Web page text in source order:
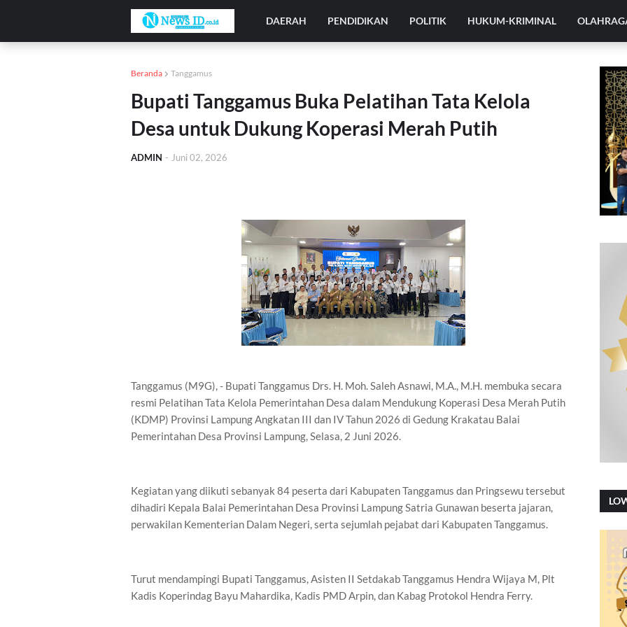
DAERAH PENDIDIKAN POLITIK HUKUM-KRIMINAL
Beranda Tanggamus
Bupati Tanggamus Buka Pelatihan Tata Kelola
Desa untuk Dukung Koperasi Merah Putih
ADMIN - Juni 02, 2026
Tanggamus (M9G), - Bupati Tanggamus Drs. H. Moh. Saleh Asnawi, M.A., M.H. membuka secara
resmi Pelatihan Tata Kelola Pemerintahan Desa dalam Mendukung Koperasi Desa Merah Putih
(KDMP) Provinsi Lampung Angkatan III dan IV Tahun 2026 di Gedung Krakatau Balai
Pemerintahan Desa Provinsi Lampung, Selasa, 2 Juni 2026.
Kegiatan yang diikuti sebanyak 84 peserta dari Kabupaten Tanggamus dan Pringsewu tersebut
dihadiri Kepala Balai Pemerintahan Desa Provinsi Lampung Satria Gunawan beserta jajaran,
perwakilan Kementerian Dalam Negeri, serta sejumlah pejabat dari Kabupaten Tanggamus.
Turut mendampingi Bupati Tanggamus, Asisten II Setdakab Tanggamus Hendra Wijaya M, Plt
Kadis Koperindag Bayu Mahardika, Kadis PMD Arpin, dan Kabag Protokol Hendra Ferry.